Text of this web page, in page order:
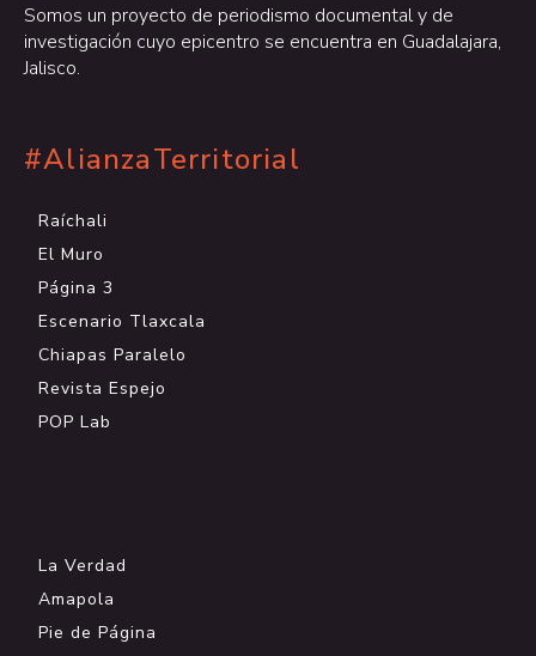
Somos un proyecto de periodismo documental y de
investigación cuyo epicentro se encuentra en Guadalajara,
Jalisco.
#AlianzaTerritorial
Raíchali
El Muro
Página 3
Escenario Tlaxcala
Chiapas Paralelo
Revista Espejo
POP Lab
La Verdad
Amapola
Pie de Página